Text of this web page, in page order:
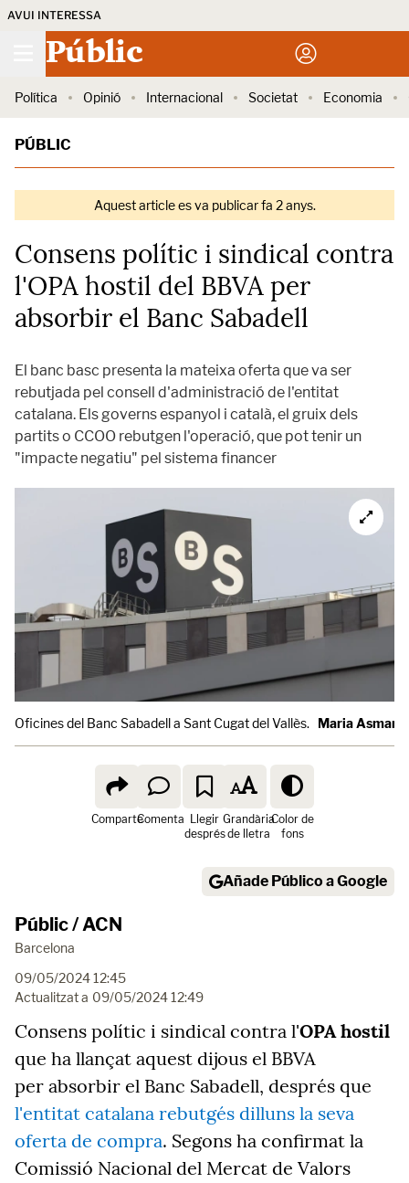
AVUI INTERESSA
Públic
Política Opinió Internacional Societat Economia
PÚBLIC
Aquest article es va publicar fa 2 anys.
Consens polític i sindical contra
l'OPA hostil del BBVA per
absorbir el Banc Sabadell
El banc basc presenta la mateixa oferta que va ser
rebutjada pel consell d'administració de l'entitat
catalana. Els governs espanyol i català, el gruix dels
partits o CCOO rebutgen l'operació, que pot tenir un
"impacte negatiu" pel sistema financer
Oficines del Banc Sabadell a Sant Cugat del Vallès. Maria
ComparteComenta Llegir
després
Grandària
de lletra
Color de
fons
Añade Público a Google
Públic / ACN
Barcelona
09/05/2024 12:45
Actualitzat a 09/05/2024 12:49
Consens polític i sindical contra l'OPA hostil
que ha llançat aquest dijous el BBVA
per absorbir el Banc Sabadell, després que
l'entitat catalana rebutgés dilluns la seva
oferta de compra. Segons ha confirmat la
Comissió Nacional del Mercat de Valors